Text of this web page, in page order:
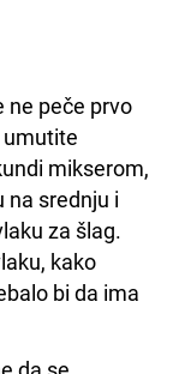
ne peče prvo
umutite
mikserom,
na srednju i
za šlag.
kako
bi da ima